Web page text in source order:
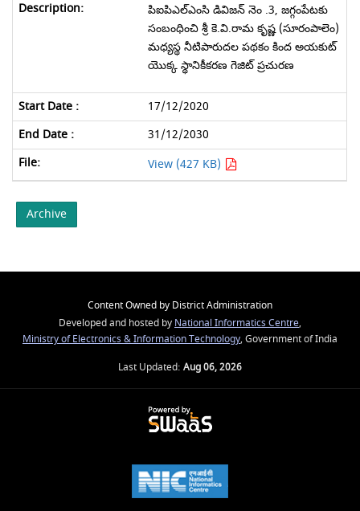
పిఐపిఎల్‌ఎంసి డివిజన్ నెం .3, జగ్గంపేటకు
సంబంధించి శ్రీ కె.వి.రామ కృష్ణ (సూరంపాలెం)
మధ్యస్థ నీటిపారుదల పథకం కింద అయకుట్
యొక్క స్థానికీకరణ గెజిట్ ప్రచురణ
17/12/2020
31/12/2030
View (427 KB)
Archive
Content Owned by District Administration
Developed and hosted by National Informatics Centre,
Ministry of Electronics & Information Technology, Government of India
Last Updated: Aug 06, 2026